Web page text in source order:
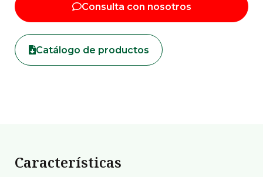
Consulta con nosotros
Catálogo de productos
Características